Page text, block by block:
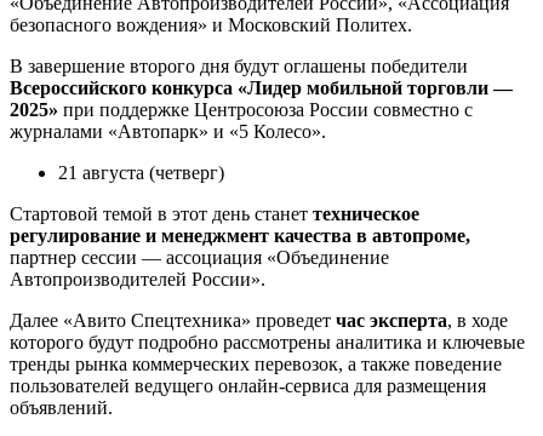
безопасного вождения» и Московский Политех.
В завершение второго дня будут оглашены победители
Всероссийского конкурса «Лидер мобильной торговли —
2025» при поддержке Центросоюза России совместно с
журналами «Автопарк» и «5 Колесо».
21 августа (четверг)
Стартовой темой в этот день станет техническое
регулирование и менеджмент качества в автопроме,
партнер сессии — ассоциация «Объединение
Автопроизводителей России».
Далее «Авито Спецтехника» проведет час эксперта, в ходе
которого будут подробно рассмотрены аналитика и ключевые
тренды рынка коммерческих перевозок, а также поведение
пользователей ведущего онлайн-сервиса для размещения
объявлений.